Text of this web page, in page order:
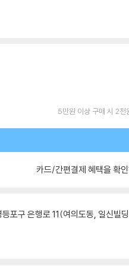
5만원 이상 구매 시 2천
카드/간편결제 혜택을 확
포구 은행로 11(여의도동, 일신빌